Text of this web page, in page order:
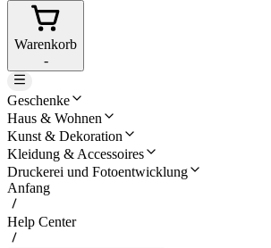
Warenkorb
-
Geschenke
Haus & Wohnen
Kunst & Dekoration
Kleidung & Accessoires
Druckerei und Fotoentwicklung
Anfang
Help Center